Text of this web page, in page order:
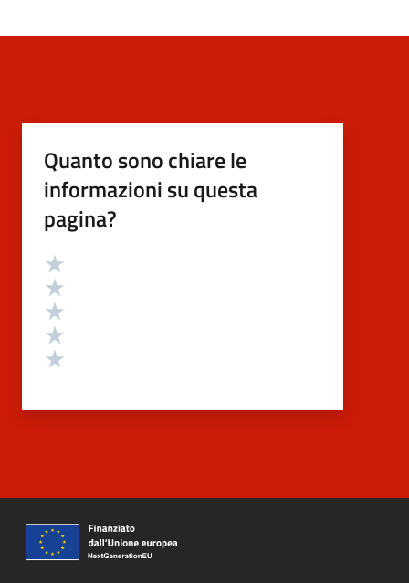
Quanto sono chiare le
informazioni su questa
pagina?
Valutazione